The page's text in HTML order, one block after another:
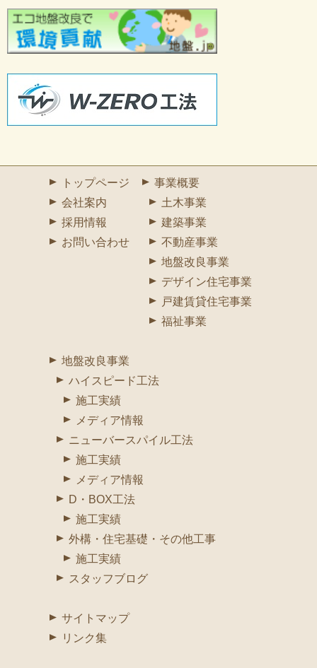
トップページ
会社案内
採用情報
お問い合わせ
事業概要
土木事業
建築事業
不動産事業
地盤改良事業
デザイン住宅事業
戸建賃貸住宅事業
福祉事業
地盤改良事業
ハイスピード工法
施工実績
メディア情報
ニューバースパイル工法
施工実績
メディア情報
D・BOX工法
施工実績
外構・住宅基礎・その他工事
施工実績
スタッフブログ
サイトマップ
リンク集